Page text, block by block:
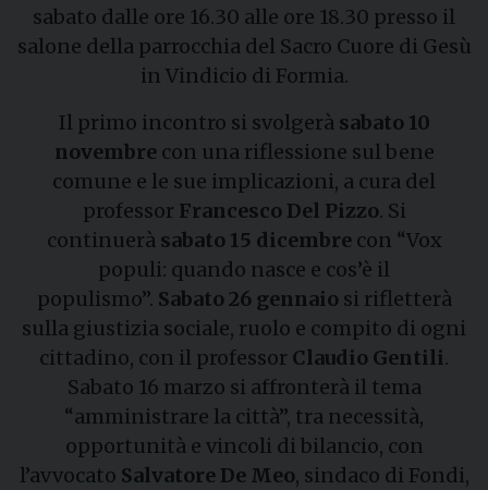
sabato dalle ore 16.30 alle ore 18.30 presso il
salone della parrocchia del Sacro Cuore di Gesù
in Vindicio di Formia.
Il primo incontro si svolgerà sabato 10
novembre con una riflessione sul bene
comune e le sue implicazioni, a cura del
professor Francesco Del Pizzo. Si
continuerà sabato 15 dicembrecon “Vox
populi: quando nasce e cos’è il
populismo”. Sabato 26 gennaiosi rifletterà
sulla giustizia sociale, ruolo e compito di ogni
cittadino, con il professor Claudio Gentili.
Sabato 16 marzo si affronterà il tema
“amministrare la città”, tra necessità,
opportunità e vincoli di bilancio, con
l’avvocato Salvatore De Meo, sindaco di Fondi,